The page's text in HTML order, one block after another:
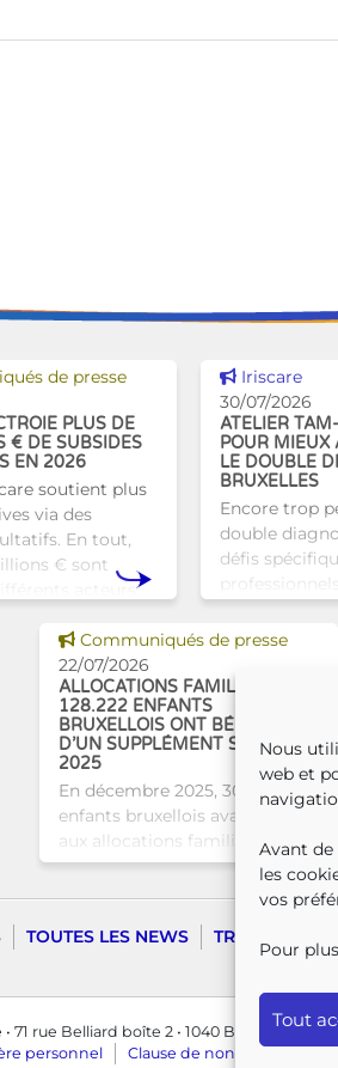
Nous
web et
Avant de
les
vos
Pour
Tout
de presse
PLUS DE
€ DE SUBSIDES
EN 2026
soutient plus
via des
En tout,
€ sont
Voir cette
Iriscare
30/07/2026
ATELIER
POUR MIEUX
LE DOUBLE
BRUXELLES
Encore trop
double
défis
Tam-Tam
dest
Voir cette news
Communiqués de presse
22/07/2026
ALLOCATIONS FAMILIALES :
128.222 ENFANTS
BRUXELLOIS ONT BÉNÉFICIÉ
D’UN SUPPLÉMENT SOCIAL EN
2025
En décembre 2025, 304.966
enfants bruxellois avaient droit
aux allocations familiales.
Parmi eux, 128.222
bénéficiaient également d’un
supplément social en plus du
montant de base de leurs all
TOUTES LES NEWS
• 71 rue Belliard boîte 2 • 1040 Bruxelles
personnel Clause de non-responsabilité